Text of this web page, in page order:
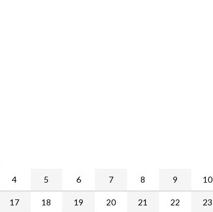
4 5 6 7 8 9 10
17 18 19 20 21 22 23